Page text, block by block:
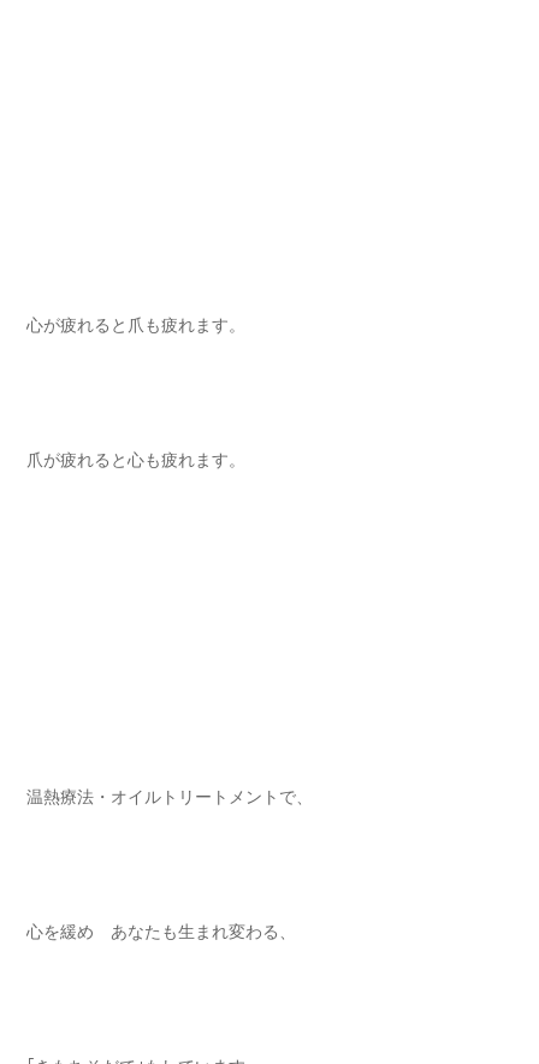
心が疲れると爪も疲れます⁡。
爪が疲れると心も疲れます。⁡
温熱療法・オイルトリートメントで⁡、
心を緩め あなたも生まれ変わる⁡、